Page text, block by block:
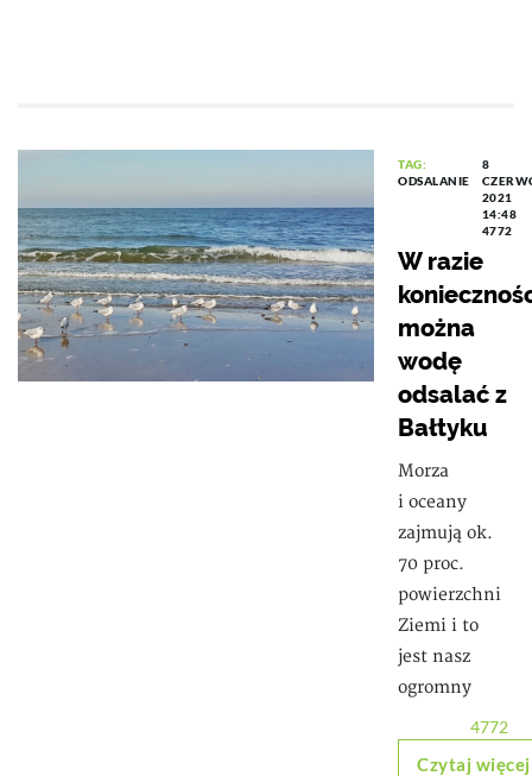
TAG:
ODSALANIE
8
2021
14:48
4772
W razie
można
wodę
odsalać z
Bałtyku
Morza
i oceany
zajmują ok.
70 proc.
powierzchni
Ziemi i to
jest nasz
ogromny
4772
Czytaj więcej